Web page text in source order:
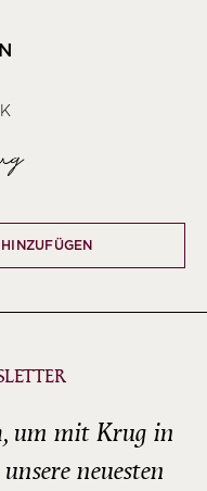
um mit Krug in
neuesten